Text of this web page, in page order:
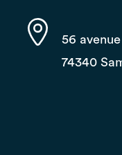
56
74340